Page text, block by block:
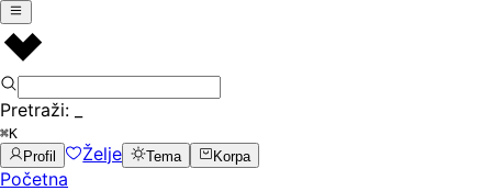
Pretraži:
⌘K
Profil
Želje Tema Korpa
Početna